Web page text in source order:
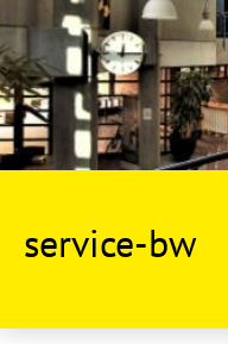
service-bw